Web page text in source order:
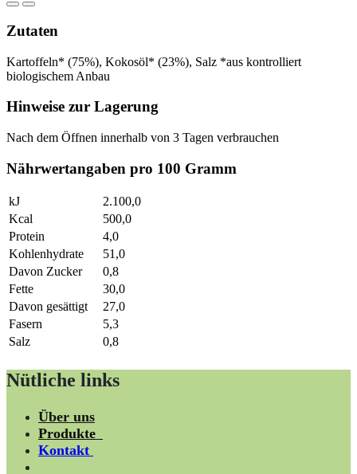
Zutaten
Kartoffeln* (75%), Kokosöl* (23%), Salz *aus kontrolliert
biologischem Anbau
Hinweise zur Lagerung
Nach dem Öffnen innerhalb von 3 Tagen verbrauchen
Nährwertangaben pro 100 Gramm
kJ
2.100,0
Kcal
500,0
Protein
4,0
Kohlenhydrate
51,0
Davon Zucker
0,8
Fette
30,0
Davon gesättigt
27,0
Fasern
5,3
Salz
0,8
Nütliche links
Über uns
Produkte
Kontakt